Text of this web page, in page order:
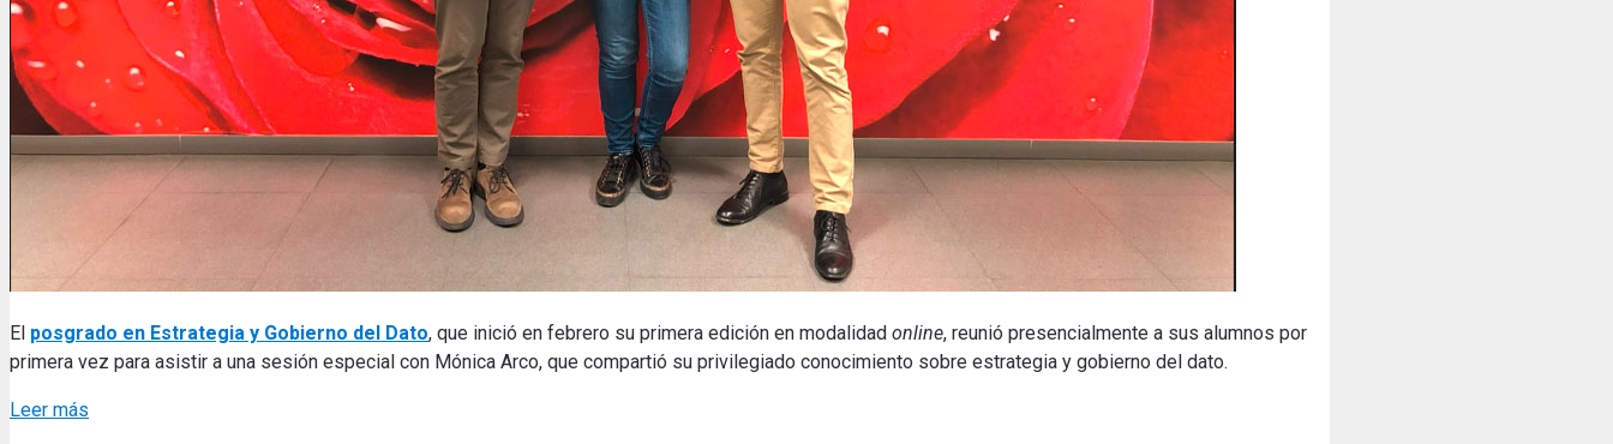
El posgrado en Estrategia y Gobierno del Dato, que inició en febrero su primera edición en modalidad online, reunió presencialmente a sus alumnos por
primera vez para asistir a una sesión especial con Mónica Arco, que compartió su privilegiado conocimiento sobre estrategia y gobierno del dato.
Leer más